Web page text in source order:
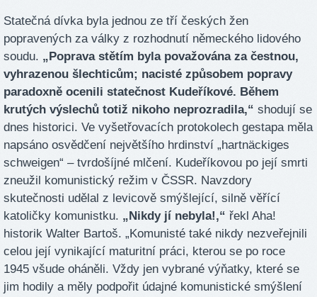
Statečná dívka byla jednou ze tří českých žen
popravených za války z rozhodnutí německého lidového
soudu. „Poprava stětím byla považována za čestnou,
vyhrazenou šlechticům; nacisté způsobem popravy
paradoxně ocenili statečnost Kudeříkové. Během
krutých výslechů totiž nikoho neprozradila,“ shodují se
dnes historici. Ve vyšetřovacích protokolech gestapa měla
napsáno osvědčení největšího hrdinství „hartnäckiges
schweigen“ – tvrdošíjné mlčení. Kudeříkovou po její smrti
zneužil komunistický režim v ČSSR. Navzdory
skutečnosti udělal z levicově smýšlející, silně věřící
katoličky komunistku. „Nikdy jí nebyla!,“ řekl Aha!
historik Walter Bartoš. „Komunisté také nikdy nezveřejnili
celou její vynikající maturitní práci, kterou se po roce
1945 všude oháněli. Vždy jen vybrané výňatky, které se
jim hodily a měly podpořit údajné komunistické smýšlení